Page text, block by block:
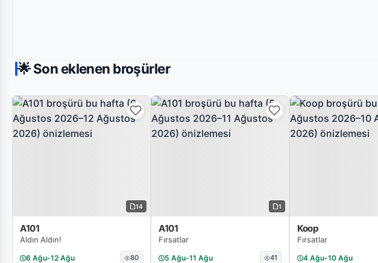
🌟 Son eklenen broşürler
14
A101
Aldın Aldın!
6 Ağu-12 Ağu 80
1
A101
Fırsatlar
5 Ağu-11 Ağu 41
Koop
Fırsatlar
4 Ağu-10 Ağu